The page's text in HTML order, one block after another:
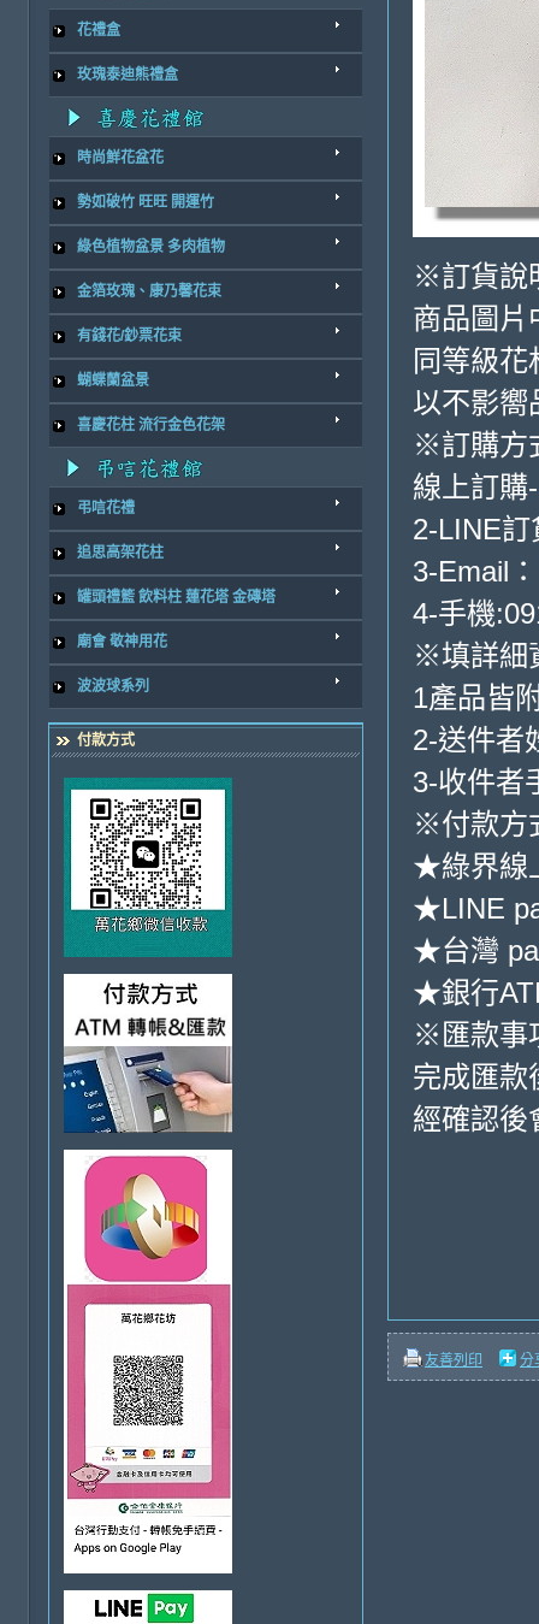
花禮盒
玫瑰泰迪熊禮盒
時尚鮮花盆花
勢如破竹 旺旺 開運竹
綠色植物盆景 多肉植物
金箔玫瑰、康乃馨花束
有錢花/鈔票花束
蝴蝶蘭盆景
喜慶花柱 流行金色花架
弔唁花禮
追思高架花柱
罐頭禮籃 飲料柱 蓮花塔 金磚塔
廟會 敬神用花
波波球系列
付款方式
※訂貨說
商品圖片
同等級
以不影嚮
※訂購方
線上訂購
2-LINE
3-Email
4-手機
※填詳細
1產品皆
2-送件者
3-收件者
※付款方
★綠界線
★LINE
★台灣
★銀行
※匯款事
完成匯款
經確認後
友善列印 分